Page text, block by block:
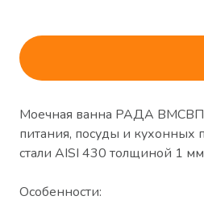
Моечная ванна РАДА
питания, посуды и
стали AISI 430 толщиной 1
Особенности: